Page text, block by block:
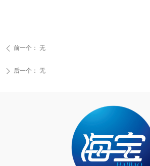
ꄴ 前一个： 无
ꄲ 后一个： 无